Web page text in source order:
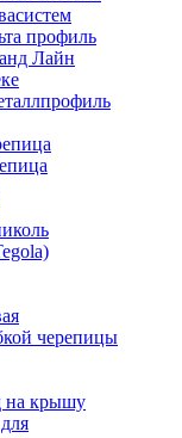
профиль
Лайн
черепицы
на крышу